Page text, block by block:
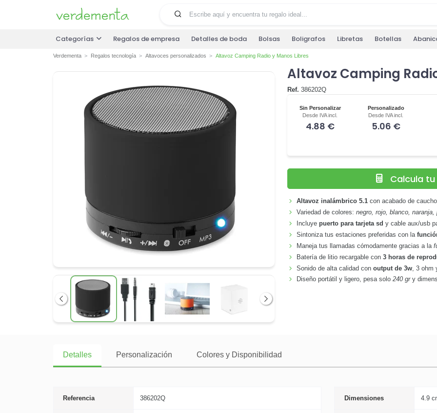
Categorías Regalos de empresa Detalles de boda Bolsas Boligrafos Libretas Botellas
Verdementa Regalos tecnología Altavoces personalizados Altavoz Camping Radio y Manos Libres
Anterior Siguiente
Altavoz Camping
Ref. 386202Q
Sin Personalizar
Desde IVA incl.
4.88 €
Personalizado
Desde IVA incl.
5.06 €
Calcula
Altavoz inalámbrico 5.1 con acabado de
Variedad de colores:negro, rojo, blanco,
Incluye puerto para tarjeta sd y cable aux/usb
Sintoniza tus estaciones preferidas con la
Maneja tus llamadas cómodamente gracias a la
Batería de litio recargable con3 horas de
Sonido de alta calidad conoutput de 3w , 3 ohm
Diseño portátil y ligero, pesa solo240 gry
Detalles Personalización Colores y Disponibilidad
Referencia 386202Q Dimensiones 4.9